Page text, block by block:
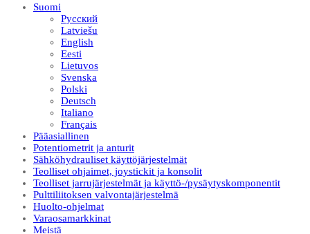
Suomi
Русский
Latviešu
English
Eesti
Lietuvos
Svenska
Polski
Deutsch
Italiano
Français
Pääasiallinen
Potentiometrit ja anturit
Sähköhydrauliset käyttöjärjestelmät
Teolliset ohjaimet, joystickit ja konsolit
Teolliset jarrujärjestelmät ja käyttö-/pysäytyskomponentit
Pulttiliitoksen valvontajärjestelmä
Huolto-ohjelmat
Varaosamarkkinat
Meistä